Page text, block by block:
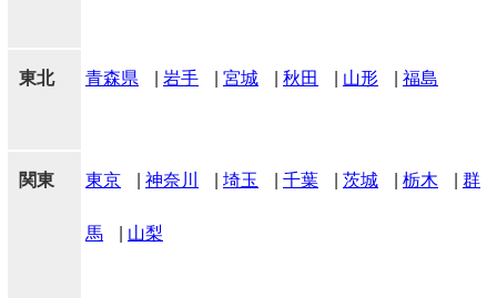
東北 青森県 岩手 宮城 秋田 山形 福島
関東 東京 神奈川 埼玉 千葉 茨城 栃木 群
馬 山梨